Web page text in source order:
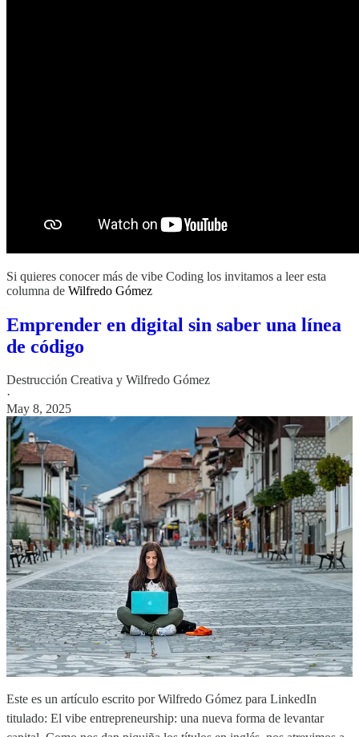
Si quieres conocer más de vibe Coding los invitamos a leer esta
columna de Wilfredo Gómez
Emprender en digital sin saber una línea
de código
Destrucción Creativa y Wilfredo Gómez
·
May 8, 2025
Este es un artículo escrito por Wilfredo Gómez para LinkedIn
titulado: El vibe entrepreneurship: una nueva forma de levantar